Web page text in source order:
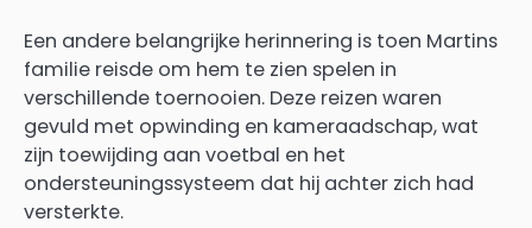
Een andere belangrijke herinnering is toen Martins
familie reisde om hem te zien spelen in
verschillende toernooien. Deze reizen waren
gevuld met opwinding en kameraadschap, wat
zijn toewijding aan voetbal en het
ondersteuningssysteem dat hij achter zich had
versterkte.